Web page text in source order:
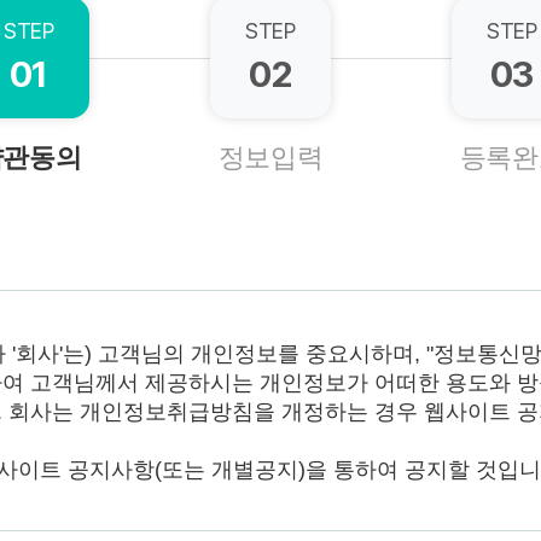
STEP
01
동의
STEP
02
정보입력
STEP
03
등록